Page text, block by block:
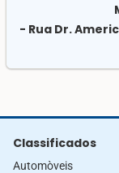
- Rua Dr.
Classificados
Automòveis